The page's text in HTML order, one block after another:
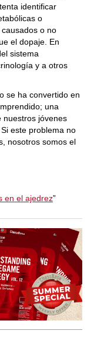
identificar
o
o no
el dopaje. En
sistema
y a otros
se ha convertido en
una
nuestros jóvenes
este problema no
nosotros somos el
en el ajedrez”